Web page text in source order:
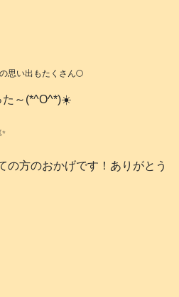
思い出もたくさん🌕️
た～(*^O^*)☀️
の方のおかげです！ありがとう